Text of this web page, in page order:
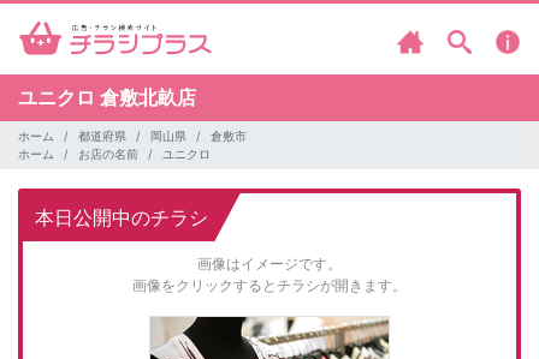
ユニクロ 倉敷北畝店
ホーム 都道府県 岡山県
倉敷市
ホーム
お店の名前 ユニクロ
本日公開中のチラシ
画像はイメージです。
画像をクリックするとチラシが開きます。